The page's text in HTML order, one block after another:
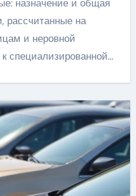
рассчитанные на
и неровной
специализированной…